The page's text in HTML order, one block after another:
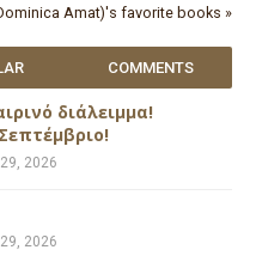
Amat)'s favorite books »
COMMENTS
διάλειμμα!
2026
2026